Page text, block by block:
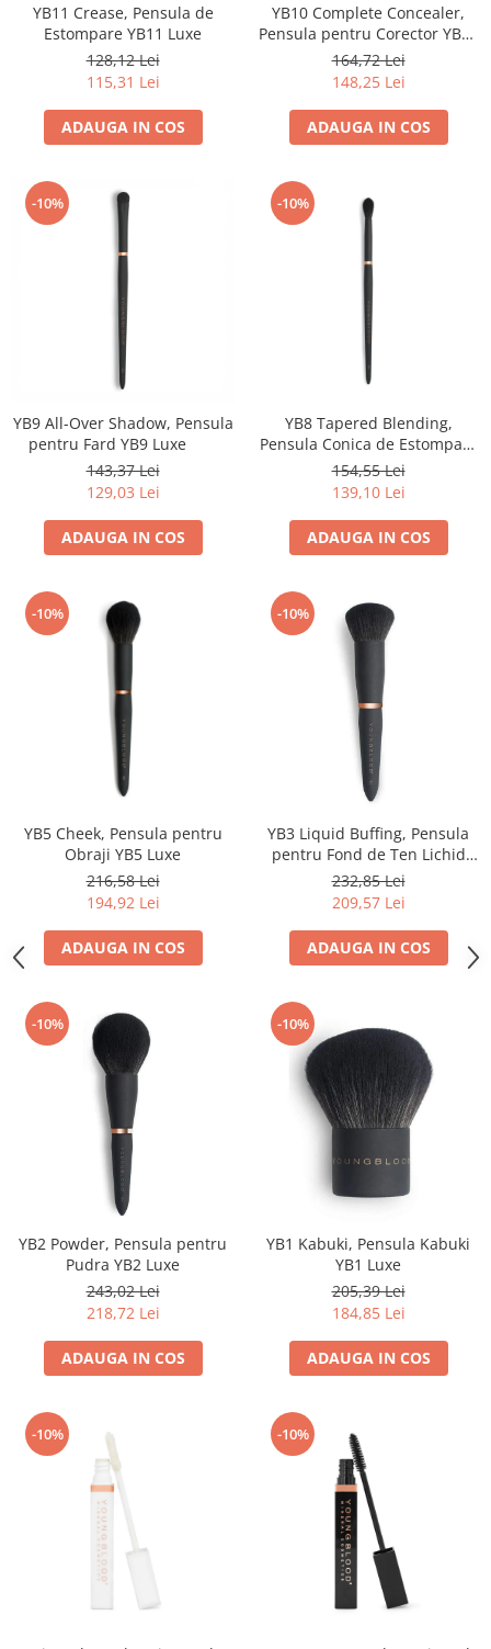
YB11 Crease, Pensula de
Estompare YB11 Luxe
128,12 Lei
115,31 Lei
ADAUGA IN COS
YB10 Complete Concealer,
Pensula pentru Corector YB10
Luxe
164,72 Lei
148,25 Lei
ADAUGA IN COS
-10%
YB9 All-Over Shadow, Pensula
pentru Fard YB9 Luxe
143,37 Lei
129,03 Lei
ADAUGA IN COS
-10%
YB8 Tapered Blending,
Pensula Conica de Estompare
YB8 Luxe
154,55 Lei
139,10 Lei
ADAUGA IN COS
-10%
YB5 Cheek, Pensula pentru
Obraji YB5 Luxe
216,58 Lei
194,92 Lei
ADAUGA IN COS
-10%
YB3 Liquid Buffing, Pensula
pentru Fond de Ten Lichid
YB3 Luxe
232,85 Lei
209,57 Lei
ADAUGA IN COS
-10%
YB2 Powder, Pensula pentru
Pudra YB2 Luxe
243,02 Lei
218,72 Lei
ADAUGA IN COS
-10%
YB1 Kabuki, Pensula Kabuki
YB1 Luxe
205,39 Lei
184,85 Lei
ADAUGA IN COS
-10% -10%